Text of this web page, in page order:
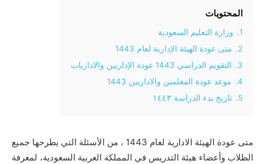
المحتويات
1.
وزارة التعليم السعودية
2.
متى عودة الهيئة الإدارية لعام 1443
3.
التقويم الدراسي 1443 عودة الإداريين والاداريات
4.
موعد عودة المعلمين والاداريين 1443
5.
تاريخ بدء الدراسة ١٤٤٣
متى عودة الهيئة الادارية لعام 1443 ، من الأسئلة التي يطرحها جميع
الطلاب وأعضاء هيئة التدريس في المملكة العربية السعودية، لمعرفة